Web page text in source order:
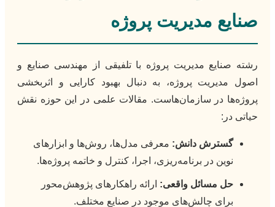
صنایع مدیریت پروژه
رشته صنایع مدیریت پروژه با تلفیقی از مهندسی صنایع و
اصول مدیریت پروژه، به دنبال بهبود کارایی و اثربخشی
پروژه‌ها در سازمان‌هاست. مقالات علمی در این حوزه نقش
حیاتی در:
گسترش دانش: معرفی مدل‌ها، روش‌ها و ابزارهای
نوین در برنامه‌ریزی، اجرا، کنترل و خاتمه پروژه‌ها.
حل مسائل واقعی: ارائه راهکارهای پژوهش‌محور
برای چالش‌های موجود در صنایع مختلف.